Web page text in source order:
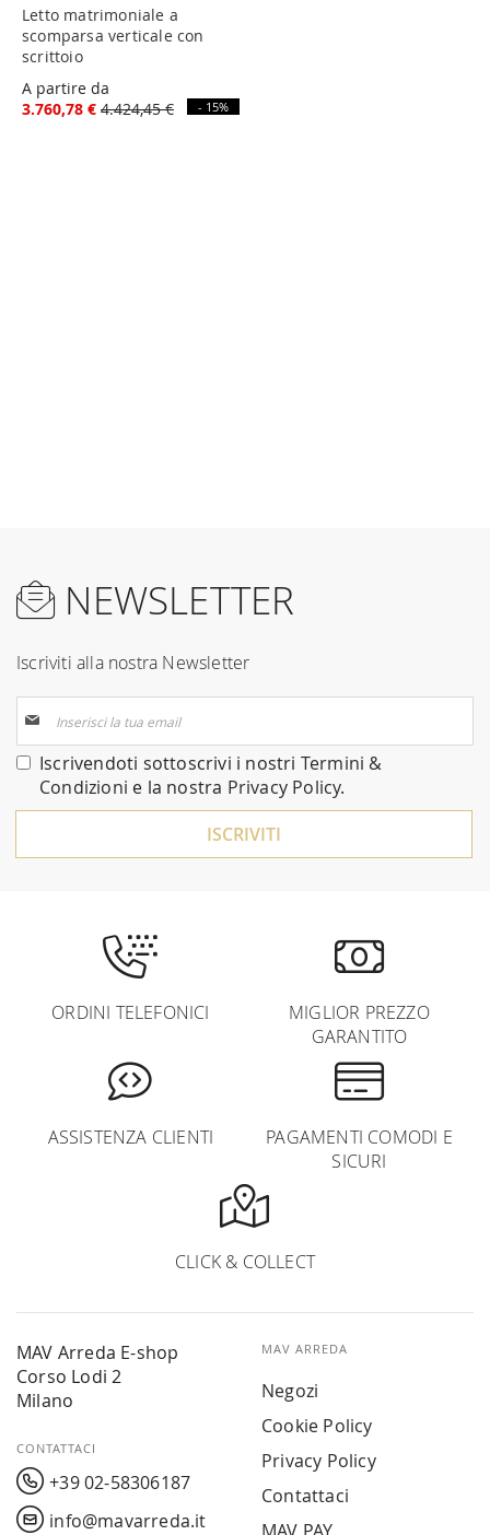
Letto matrimoniale a
scomparsa verticale con
scrittoio
A partire da
3.760,78 € 4.424,45 € - 15%
NEWSLETTER
Iscriviti alla nostra Newsletter
alla
nostra
Newsletter:
Iscrivendoti sottoscrivi i nostri Termini &
Condizioni e la nostra Privacy Policy.
ISCRIVITI
ORDINI TELEFONICI
MIGLIOR PREZZO
GARANTITO
ASSISTENZA CLIENTI
PAGAMENTI COMODI E
SICURI
CLICK & COLLECT
MAV Arreda E-shop
Corso Lodi 2
Milano
CONTATTACI
+39 02-58306187
info@mavarreda.it
MAV ARREDA
Negozi
Cookie Policy
Privacy Policy
Contattaci